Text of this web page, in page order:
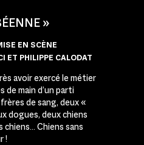
»
EN SCÈNE
ET PHILIPPE CALODAT
avoir exercé le métier
de main d’un parti
de sang, deux «
dogues, deux chiens
chiens… Chiens sans
!